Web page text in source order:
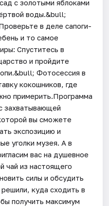
с золотыми яблоками
воды.&bull;
в деле сапоги-
и то самое
Спуститесь в
и пройдите
Фотосессия в
кокошников, где
примерить.Программа
захватывающей
вы сможете
экспозицию и
уголки музея. А в
вас на душевное
чай из настоящего
силы и обсудить
куда сходить в
получить максимум